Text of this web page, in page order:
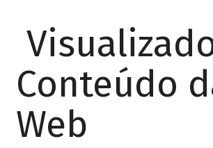
Conteúdo
Web